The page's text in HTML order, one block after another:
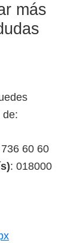
más
de:
60 60
: 018000